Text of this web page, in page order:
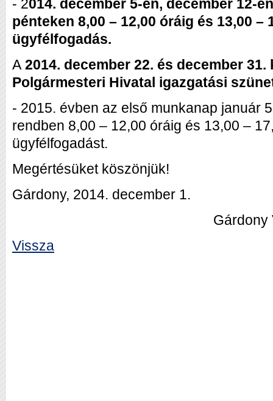
- 2014. december 5-én, december 12-
pénteken 8,00 – 12,00 óráig és 13,00 –
ügyfélfogadás.
A2014. december 22. és december
Polgármesteri Hivatal igazgatási
- 2015. évben az első munkanap január
rendben 8,00 – 12,00 óráig és 13,00 –
ügyfélfogadást.
Megértésüket köszönjük!
Gárdony, 2014. december 1.
Gárdony Város
Vissza